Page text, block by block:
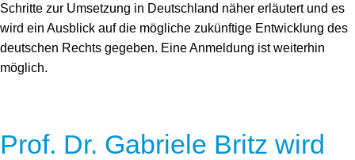
Schritte zur Umsetzung in Deutschland näher erläutert und es
wird ein Ausblick auf die mögliche zukünftige Entwicklung des
deutschen Rechts gegeben. Eine Anmeldung ist weiterhin
möglich.
Prof. Dr. Gabriele Britz wird